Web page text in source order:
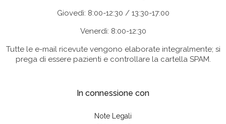
Giovedì: 8:00-12:30 / 13:30-17:00
Venerdì: 8:00-12:30
Tutte le e-mail ricevute vengono elaborate integralmente; si
prega di essere pazienti e controllare la cartella SPAM.
In connessione con
Note Legali